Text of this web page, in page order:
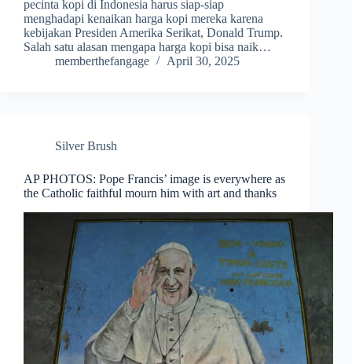
pecinta kopi di Indonesia harus siap-siap
menghadapi kenaikan harga kopi mereka karena
kebijakan Presiden Amerika Serikat, Donald Trump.
Salah satu alasan mengapa harga kopi bisa naik…
memberthefangage
April 30, 2025
Silver Brush
AP PHOTOS: Pope Francis’ image is everywhere as
the Catholic faithful mourn him with art and thanks